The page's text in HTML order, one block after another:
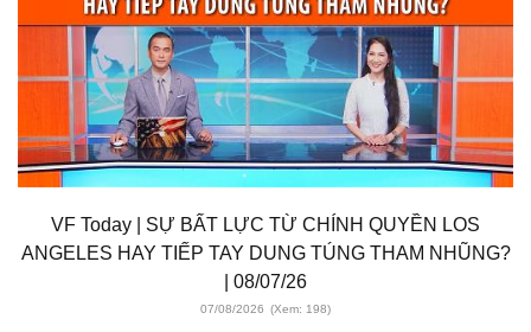
VF Today | SỰ BẤT LỰC TỪ CHÍNH QUYỀN LOS
ANGELES HAY TIẾP TAY DUNG TÚNG THAM NHŨNG?
| 08/07/26
07/08/2026 (Xem: 198)